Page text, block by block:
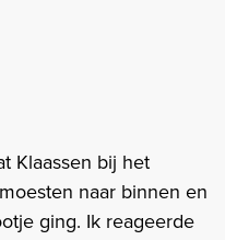
Klaassen bij het
naar binnen en
ging. Ik reageerde